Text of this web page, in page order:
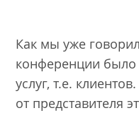
Как мы уже
конференции было
услуг, т.е.
от представителя